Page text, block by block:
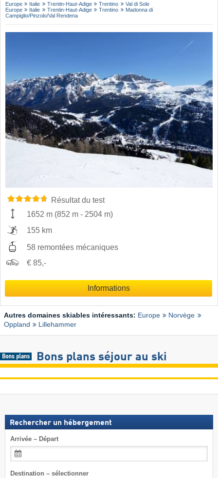
Europe Italie Trentin-Haut-Adige Trentino
Val di Sole
Europe
Italie Trentin-Haut-Adige Trentino
Madonna di
Campiglio/​Pinzolo/​Val Rendena
Résultat du test
1652 m (852 m - 2504 m)
155 km
58 remontées mécaniques
€ 85,-
Informations
Autres domaines skiables intéressants: Europe
Norvège
Oppland
Lillehammer
Bons plans séjour au ski
Rechercher un hébergement
Arrivée – Départ
Destination – sélectionner